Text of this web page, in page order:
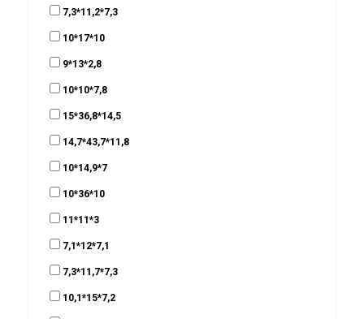
7,3*11,2*7,3
10*17*10
9*13*2,8
10*10*7,8
15*36,8*14,5
14,7*43,7*11,8
10*14,9*7
10*36*10
11*11*3
7,1*12*7,1
7,3*11,7*7,3
10,1*15*7,2